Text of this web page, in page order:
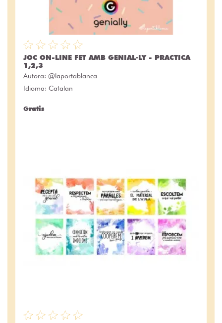
JOC ON-LINE FET AMB GENIAL·LY - PRACTICA
1,2,3
Autora: @laportablanca
Idioma: Catalan
Gratis